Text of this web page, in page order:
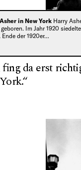
in New York Harry
Im Jahr 1920
der 1920er…
da erst